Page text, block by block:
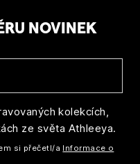
NOVINEK
kolekcích,
ze světa Athleeya.
si přečetl/a Informace o